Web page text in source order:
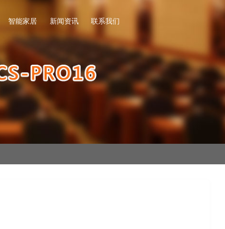
智能家居 新闻资讯 联系我们